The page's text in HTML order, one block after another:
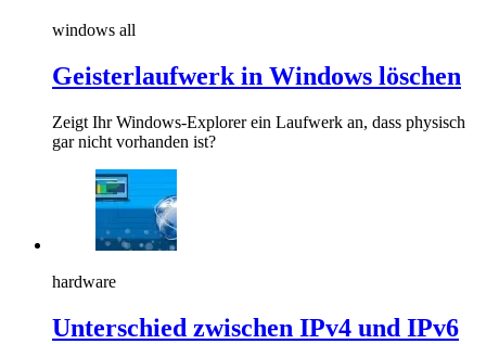
windows all
Geisterlaufwerk in Windows löschen
Zeigt Ihr Windows-Explorer ein Laufwerk an, dass physisch
gar nicht vorhanden ist?
hardware
Unterschied zwischen IPv4 und IPv6